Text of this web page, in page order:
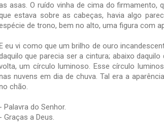
asas. O ruído vinha de cima do fir­ma­mento,
estava sobre as cabeças, havia algo
de trono, bem no alto, uma figura com
eu vi como que um brilho de ouro
que parecia ser a cintura; abaixo
um círculo luminoso. Esse círculo
nuvens em dia de chuva. Tal era a
chão.
- Palavra do Senhor.
- Graças a Deus.